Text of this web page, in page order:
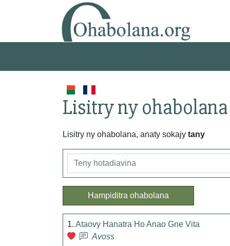
Lisitry ny ohabolana
Lisitry ny ohabolana, anaty sokajy tany
Hampiditra ohabolana
1. Ataovy Hanatra Ho Anao Gne Vita
Avoss